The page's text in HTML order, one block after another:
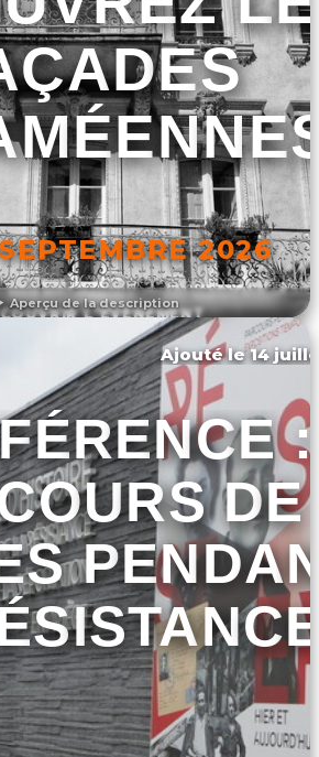
Aperçu de la description
2026
L'ÉVÉNEMENT
Ajouté le 14
:
DE